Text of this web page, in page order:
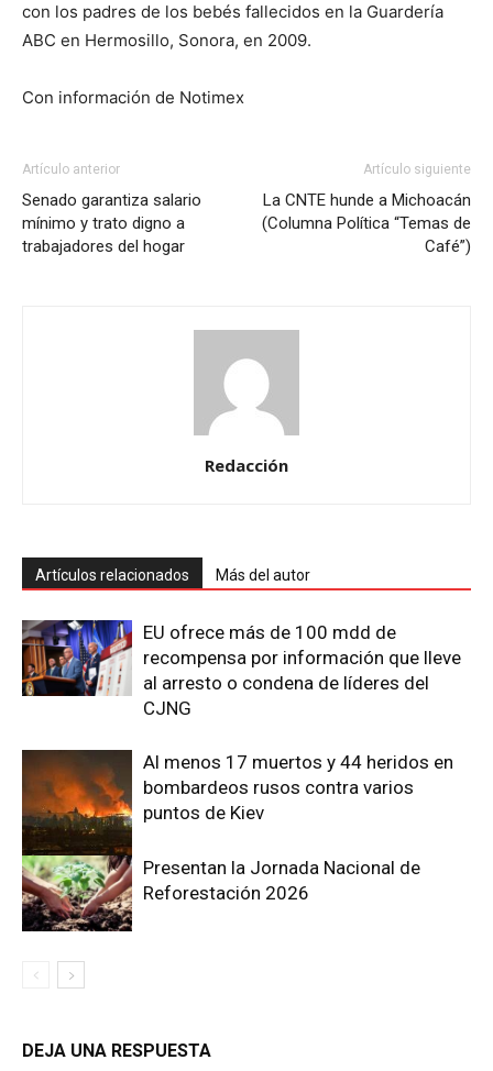
con los padres de los bebés fallecidos en la Guardería
ABC en Hermosillo, Sonora, en 2009.
Con información de Notimex
Artículo anterior
Senado garantiza salario
mínimo y trato digno a
trabajadores del hogar
Artículo siguiente
La CNTE hunde a Michoacán
(Columna Política “Temas de
Café”)
Redacción
Artículos relacionados Más del autor
EU ofrece más de 100 mdd de
recompensa por información que lleve
al arresto o condena de líderes del
CJNG
Al menos 17 muertos y 44 heridos en
bombardeos rusos contra varios
puntos de Kiev
Presentan la Jornada Nacional de
Reforestación 2026
DEJA UNA RESPUESTA